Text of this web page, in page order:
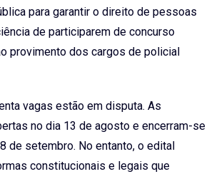
para garantir o direito de pessoas
de participarem de concurso
provimento dos cargos de policial
vagas estão em disputa. As
no dia 13 de agosto e encerram-se
de setembro. No entanto, o edital
constitucionais e legais que